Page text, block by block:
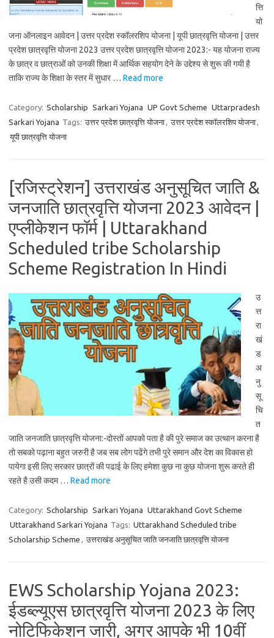
त्ति
यो
जना ऑनलाइन आवेदन | उत्तर प्रदेश स्कॉलरशिप योजना | यूपी छात्रवृत्ति योजना | उत्तर
प्रदेश छात्रवृत्ति योजना 2023 उत्तर प्रदेश छात्रवृत्ति योजना 2023:- यह योजना राज्य
के छात्र व छात्राओं को उनकी शिक्षा में आर्थिक सहयोग देने के उद्देश्य से शुरू की गयी है
ताकि राज्य के शिक्षा के स्तर में सुधार … Read more
Category: Scholarship Sarkari Yojana UP Govt Scheme Uttarpradesh
Sarkari Yojana Tags: उत्तर प्रदेश छात्रवृत्ति योजना, उत्तर प्रदेश स्कॉलरशिप योजना,
यूपी छात्रवृत्ति योजना
[रजिस्ट्रेशन] उत्तराखंड अनुसूचित जाति &
जनजाति छात्रवृत्ति योजना 2023 आवेदन |
एप्लीकेशन फॉर्म | Uttarakhand
Scheduled tribe Scholarship
Scheme Registration In Hindi
उ
त्त
रा
खं
ड
अ
नु
सू
चि
त
जाति जनजाति छात्रवृत्ति योजना:-दोस्तों आपको पता है की पुरे समाज का उत्थान करना है
तो सबको पढ़ाना बहुत जरुरी है जब सब लोग पढेंगे तभी पुरे समान और देश का विकास हो
पायेगा इसी लिए सरकार छात्रों की पढाई के लिए हमेशा कुछ ना कुछ योजना शुरू करते ही
रहते है उसी कदम … Read more
Category: Scholarship Sarkari Yojana Uttarakhand Govt Scheme
Uttarakhand Sarkari Yojana Tags: Uttarakhand Scheduled tribe
Scholarship Scheme , उत्तराखंड अनुसूचित जाति जनजाति छात्रवृत्ति योजना
EWS Scholarship Yojana 2023:
ईडब्ल्यूएस छात्रवृत्ति योजना 2023 के लिए
नोटिफिकेशन जारी, अगर आपके भी 10वीं